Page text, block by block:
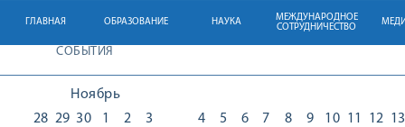
ГЛАВНАЯ ОБРАЗОВАНИЕ НАУКА
МЕЖДУНАРОДНОЕ
СОТРУДНИЧЕСТВО
СОБЫТИЯ
Ноябрь
28 29 30
1
2
3
4
5
6
7
8
9
10 11
12 13